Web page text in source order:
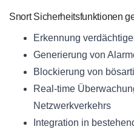
Snort Sicherheitsfunktionen
Erkennung
Generierung von
Blockierung von
Real-time
Netzwerkverkehrs
Integration in